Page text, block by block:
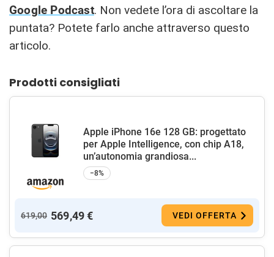
Google Podcast. Non vedete l’ora di ascoltare la
puntata? Potete farlo anche attraverso questo
articolo.
Prodotti consigliati
Apple iPhone 16e 128 GB: progettato
per Apple Intelligence, con chip A18,
un’autonomia grandiosa...
−8%
619,00 569,49 € VEDI OFFERTA